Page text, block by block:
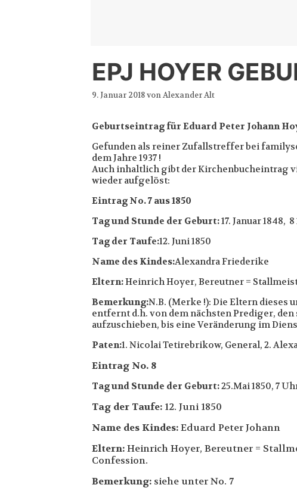
EPJ HOYER
9. Januar 2018vonAlexander Alt
Geburtseintrag für Eduard Peter Johann
Gefunden als reiner Zufallstreffer bei
dem Jahre 1937 !
Auch inhaltlich gibt der Kirchenbucheintrag
wieder aufgelöst:
Eintrag No. 7 aus 1850
Tag und Stunde der Geburt:17. Januar 1848,
Tag der Taufe:12. Juni 1850
Name des Kindes:Alexandra Friederike
Eltern:Heinrich Hoyer, Bereutner =
Bemerkung:N.B. (Merke !): Die Eltern dieses
entfernt d.h. von dem nächsten Prediger,
aufzuschieben, bis eine Veränderung im
Paten:1. Nicolai Tetirebrikow, General, 2.
Eintrag No. 8
Tag und Stunde der Geburt:25.Mai 1850, 7
Tag der Taufe: 12. Juni 1850
Name des Kindes:Eduard Peter Johann
Eltern:Heinrich Hoyer, Bereutner =
Confession.
Bemerkung: siehe unter No. 7